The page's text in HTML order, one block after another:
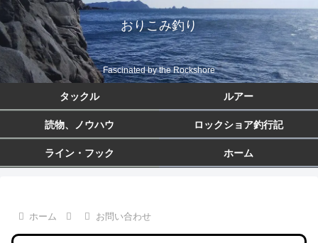
おりこみ釣り
Fascinated by the Rockshore
タックル ルアー
読物、ノウハウ ロックショア釣行記
ライン・フック ホーム
ホーム お問い合わせ